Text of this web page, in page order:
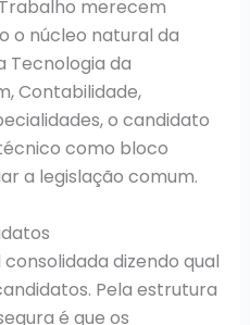
merecem
o núcleo natural da
Tecnologia da
Contabilidade,
o candidato
como bloco
a legislação comum.
dizendo qual
Pela estrutura
é que os